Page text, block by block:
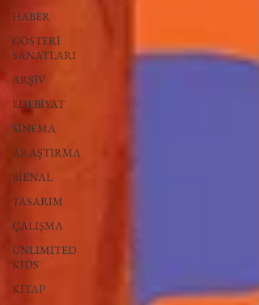
HABER
GÖSTERİ
SANATLARI
ARŞİV
EDEBİYAT
SİNEMA
ARAŞTIRMA
BİENAL
TASARIM
ÇALIŞMA
UNLIMITED
KIDS
KİTAP